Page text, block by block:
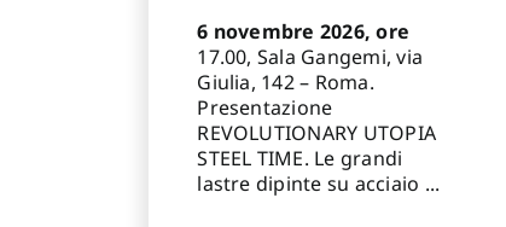
6 novembre 2026, ore
17.00, Sala Gangemi, via
Giulia, 142 – Roma.
Presentazione
REVOLUTIONARY UTOPIA
STEEL TIME. Le grandi
lastre dipinte su acciaio ...